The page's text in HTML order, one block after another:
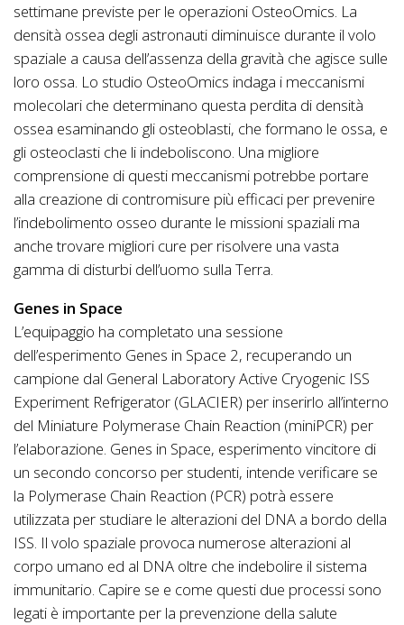
settimane previste per le operazioni OsteoOmics. La
densità ossea degli astronauti diminuisce durante il volo
spaziale a causa dell’assenza della gravità che agisce sulle
loro ossa. Lo studio OsteoOmics indaga i meccanismi
molecolari che determinano questa perdita di densità
ossea esaminando gli osteoblasti, che formano le ossa, e
gli osteoclasti che li indeboliscono. Una migliore
comprensione di questi meccanismi potrebbe portare
alla creazione di contromisure più efficaci per prevenire
l’indebolimento osseo durante le missioni spaziali ma
anche trovare migliori cure per risolvere una vasta
gamma di disturbi dell’uomo sulla Terra.
Genes in Space
L’equipaggio ha completato una sessione
dell’esperimento Genes in Space 2, recuperando un
campione dal General Laboratory Active Cryogenic ISS
Experiment Refrigerator (GLACIER) per inserirlo all’interno
del Miniature Polymerase Chain Reaction (miniPCR) per
l’elaborazione. Genes in Space, esperimento vincitore di
un secondo concorso per studenti, intende verificare se
la Polymerase Chain Reaction (PCR) potrà essere
utilizzata per studiare le alterazioni del DNA a bordo della
ISS. Il volo spaziale provoca numerose alterazioni al
corpo umano ed al DNA oltre che indebolire il sistema
immunitario. Capire se e come questi due processi sono
legati è importante per la prevenzione della salute